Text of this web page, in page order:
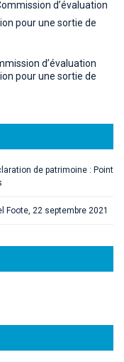
d’évaluation
pour une sortie de
de patrimoine : Point
Foote, 22 septembre 2021